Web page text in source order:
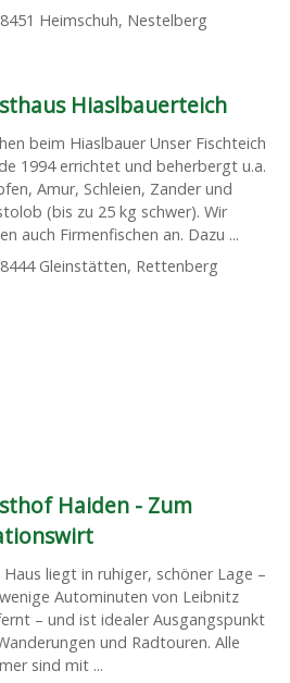
8451 Heimschuh, Nestelberg
Hiaslbauerteich
beim Hiaslbauer Unser Fischteich
1994 errichtet und beherbergt u.a.
Amur, Schleien, Zander und
(bis zu 25 kg schwer). Wir
auch Firmenfischen an. Dazu ...
8444 Gleinstätten, Rettenberg
Haiden - Zum
Haus liegt in ruhiger, schöner Lage –
Autominuten von Leibnitz
– und ist idealer Ausgangspunkt
und Radtouren. Alle
sind mit ...